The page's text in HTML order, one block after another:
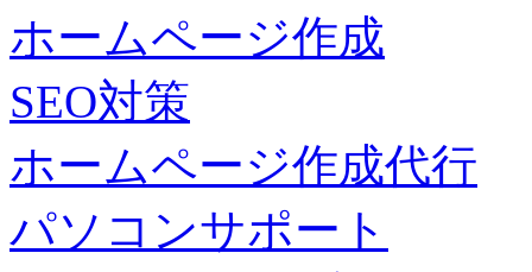
ホームページ作成
SEO対策
ホームページ作成代行
パソコンサポート